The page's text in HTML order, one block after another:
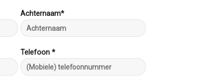
Achternaam*
Telefoon *